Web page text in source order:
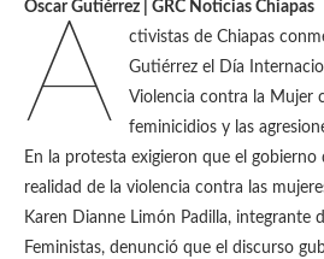
Óscar Gutiérrez | GRC Noticias Chiapas
A
ctivistas de Chiapas
Gutiérrez el Día
Violencia contra la Mujer
feminicidios y las
En la protesta exigieron que el gobierno
realidad de la violencia contra las
Karen Dianne Limón Padilla, integrante
Feministas, denunció que el discurso